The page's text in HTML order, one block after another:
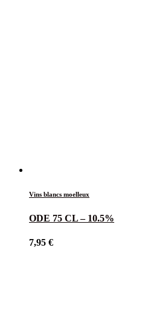
Vins blancs moelleux
ODE 75 CL – 10.5%
7,95 €